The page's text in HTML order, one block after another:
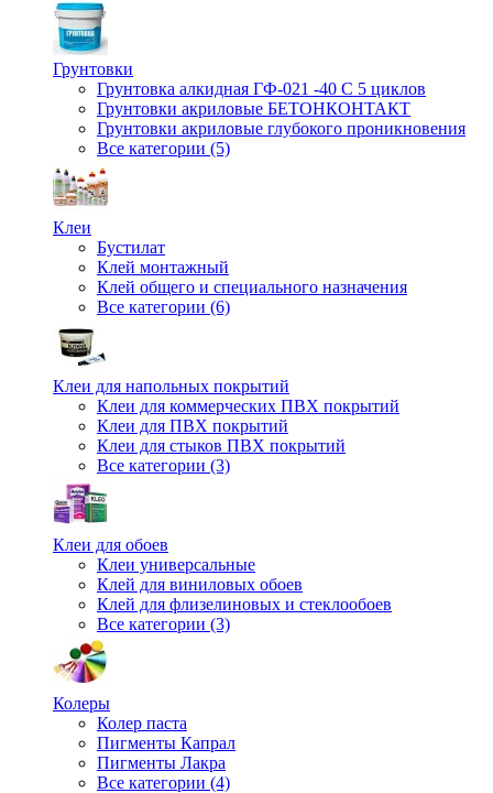
Грунтовки
Грунтовка алкидная ГФ-021 -40 С 5 циклов
Грунтовки акриловые БЕТОНКОНТАКТ
Грунтовки акриловые глубокого проникновения
Все категории (5)
Клеи
Бустилат
Клей монтажный
Клей общего и специального назначения
Все категории (6)
Клеи для напольных покрытий
Клеи для коммерческих ПВХ покрытий
Клеи для ПВХ покрытий
Клеи для стыков ПВХ покрытий
Все категории (3)
Клеи для обоев
Клеи универсальные
Клей для виниловых обоев
Клей для флизелиновых и стеклообоев
Все категории (3)
Колеры
Колер паста
Пигменты Капрал
Пигменты Лакра
Все категории (4)